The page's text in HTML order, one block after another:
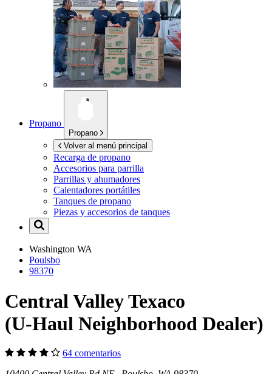
Propano
Propano
Volver al menú principal
Recarga de propano
Accesorios para parrilla
Parrillas y ahumadores
Calentadores portátiles
Tanques de propano
Piezas y accesorios de tanques
Washington WA
Poulsbo
98370
Central Valley Texaco
(U-Haul Neighborhood Dealer)
64 comentarios